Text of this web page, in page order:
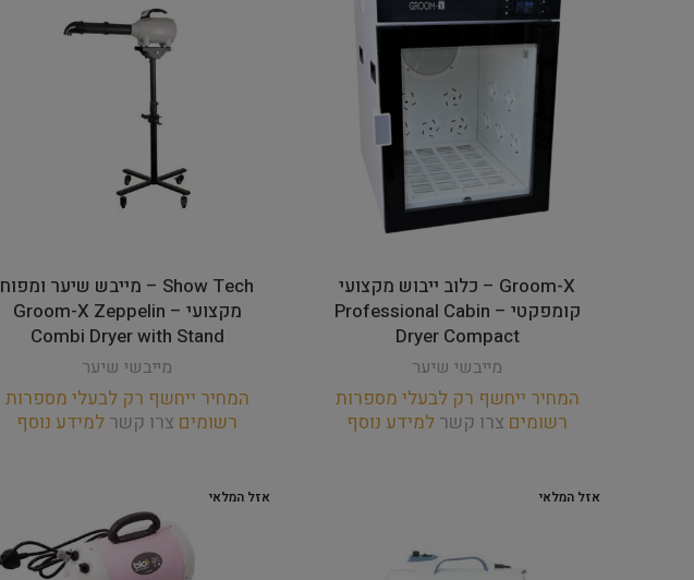
Groom-X – כלוב ייבוש מקצועי
קומפקטי – Professional Cabin
Dryer Compact
מייבשי שיער
המחיר ייחשף רק לבעלי מספרות
רשומים צרו קשר למידע נוסף
Show Tech – מייבש שיער ומפוח
מקצועי – Groom-X Zeppelin
Combi Dryer with Stand
מייבשי שיער
המחיר ייחשף רק לבעלי מספרות
רשומים צרו קשר למידע נוסף
אזל המלאי אזל המלאי